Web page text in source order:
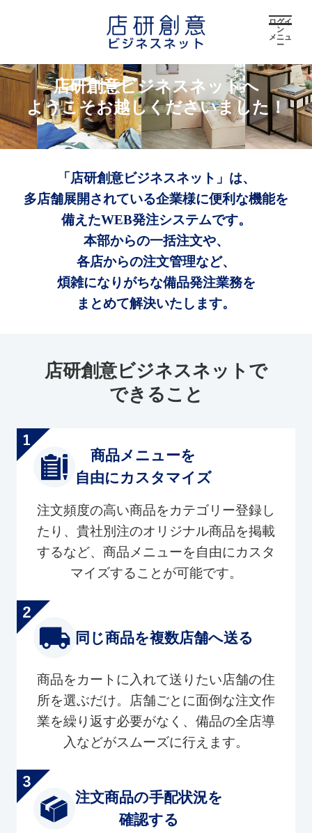
ログイ
ン
メニュ
ー
店研創意ビジネスネットへ
ようこそお越しくださいました！
「店研創意ビジネスネット」は、
多店舗展開されている企業様に便利な機能を
備えたWEB発注システムです。
本部からの一括注文や、
各店からの注文管理など、
煩雑になりがちな備品発注業務を
まとめて解決いたします。
店研創意ビジネスネットで
できること
商品メニューを
自由にカスタマイズ
注文頻度の高い商品をカテゴリー登録し
たり、貴社別注のオリジナル商品を掲載
するなど、商品メニューを自由にカスタ
マイズすることが可能です。
同じ商品を複数店舗へ送る
商品をカートに入れて送りたい店舗の住
所を選ぶだけ。店舗ごとに面倒な注文作
業を繰り返す必要がなく、備品の全店導
入などがスムーズに行えます。
注文商品の手配状況を
確認する